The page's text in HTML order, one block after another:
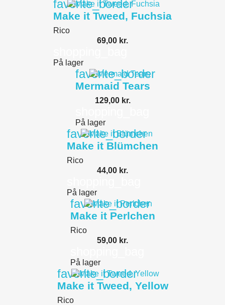
favorite_border
Make it Tweed, Fuchsia
Rico
69,00 kr.
På lager
favorite_border
Mermaid Tears
129,00 kr.
På lager
favorite_border
Make it Blümchen
Rico
44,00 kr.
På lager
favorite_border
Make it Perlchen
Rico
59,00 kr.
På lager
favorite_border
Make it Tweed, Yellow
Rico